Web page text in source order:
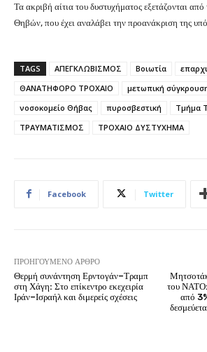
Τα ακριβή αίτια του δυστυχήματος εξετάζονται
Θηβών, που έχει αναλάβει την προανάκριση της
TAGS ΑΠΕΓΚΛΩΒΙΣΜΟΣ Βοιωτία
ΘΑΝΑΤΗΦΟΡΟ ΤΡΟΧΑΙΟ
μετωπική
νοσοκομείο Θήβας
πυροσβεστική
Τμήμα
ΤΡΑΥΜΑΤΙΣΜΟΣ
ΤΡΟΧΑΙΟ ΔΥΣΤΥΧΗΜΑ
Facebook Twitter
ΠΡΟΗΓΟΎΜΕΝΟ ΆΡΘΡΟ
Θερμή συνάντηση Ερντογάν–Τραμπ
στη Χάγη: Στο επίκεντρο εκεχειρία
Ιράν–Ισραήλ και διμερείς σχέσεις
του
από